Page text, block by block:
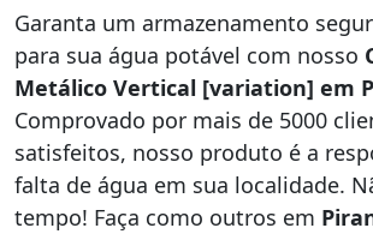
Garanta um armazenamento
para sua água potável com nosso
Metálico Vertical [variation] em
Comprovado por mais de 5000
satisfeitos, nosso produto é a
falta de água em sua localidade.
tempo! Faça como outros em